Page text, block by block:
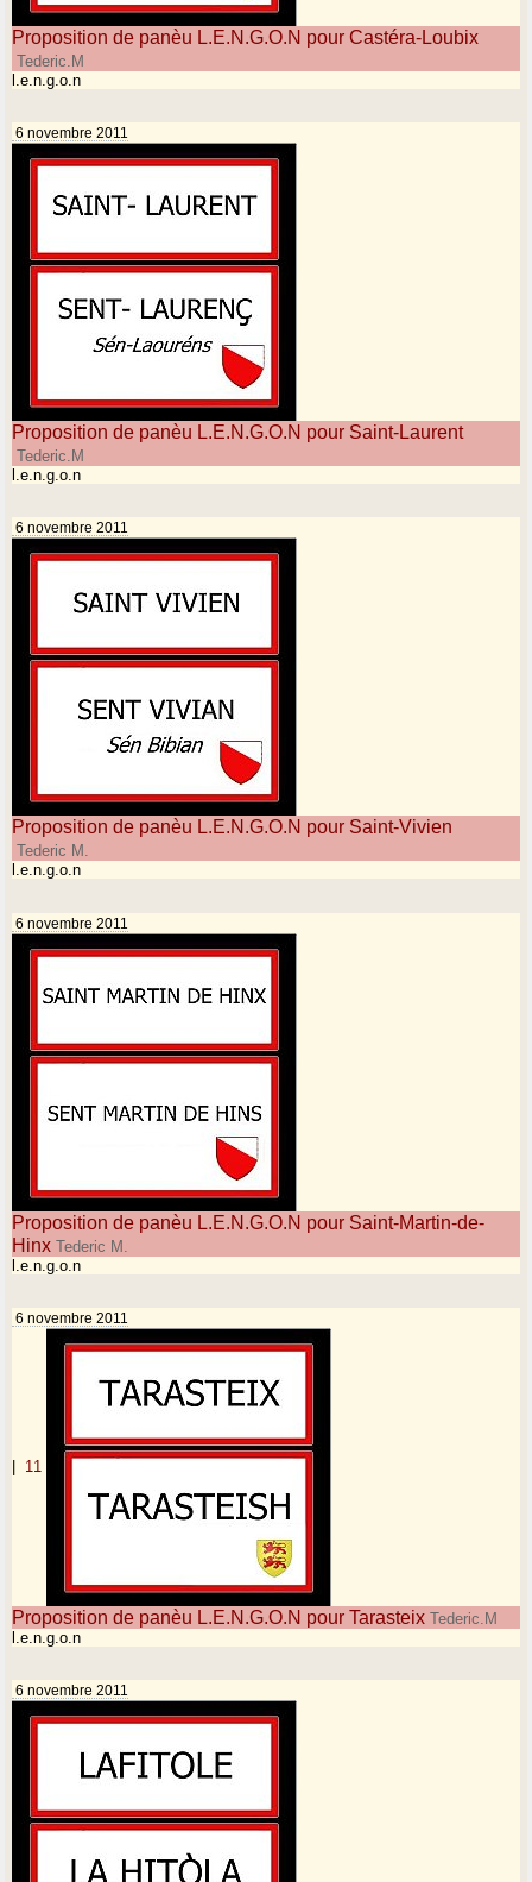
Proposition de panèu L.E.N.G.O.N pour Castéra-Loubix
Tederic.M
l.e.n.g.o.n
6 novembre 2011
Proposition de panèu L.E.N.G.O.N pour Saint-Laurent
Tederic.M
l.e.n.g.o.n
6 novembre 2011
Proposition de panèu L.E.N.G.O.N pour Saint-Vivien
Tederic M.
l.e.n.g.o.n
6 novembre 2011
Proposition de panèu L.E.N.G.O.N pour Saint-Martin-de-
Hinx Tederic M.
l.e.n.g.o.n
6 novembre 2011
| 11
Proposition de panèu L.E.N.G.O.N pour Tarasteix Tederic.M
l.e.n.g.o.n
6 novembre 2011